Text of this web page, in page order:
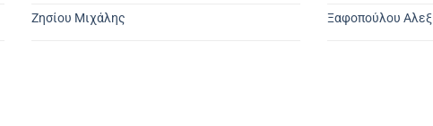
Ζησίου Μιχάλης Ξαφοπούλου